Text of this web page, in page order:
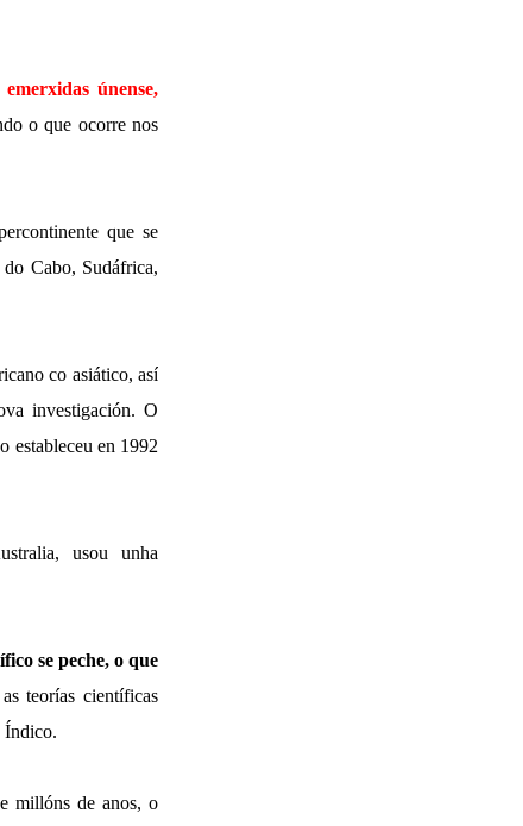
únense,
o que ocorre nos
que se
Cabo, Sudáfrica,
co asiático, así
investigación. O
estableceu en 1992
usou unha
se peche, o que
teorías científicas
Índico.
millóns de anos, o